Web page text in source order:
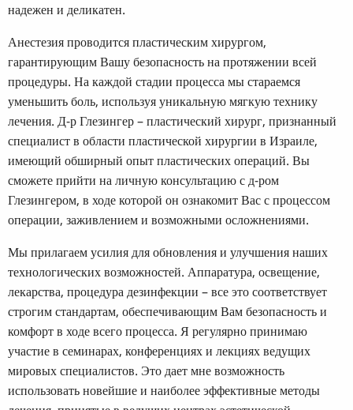
надежен и деликатен.
Анестезия проводится пластическим хирургом,
гарантирующим Вашу безопасность на протяжении всей
процедуры. На каждой стадии процесса мы стараемся
уменьшить боль, используя уникальную мягкую технику
лечения. Д-р Глезингер – пластический хирург, признанный
специалист в области пластической хирургии в Израиле,
имеющий обширный опыт пластических операций. Вы
сможете прийти на личную консультацию с д-ром
Глезингером, в ходе которой он ознакомит Вас с процессом
операции, заживлением и возможными осложнениями.
Мы прилагаем усилия для обновления и улучшения наших
технологических возможностей. Аппаратура, освещение,
лекарства, процедура дезинфекции – все это соответствует
строгим стандартам, обеспечивающим Вам безопасность и
комфорт в ходе всего процесса. Я регулярно принимаю
участие в семинарах, конференциях и лекциях ведущих
мировых специалистов. Это дает мне возможность
использовать новейшие и наиболее эффективные методы